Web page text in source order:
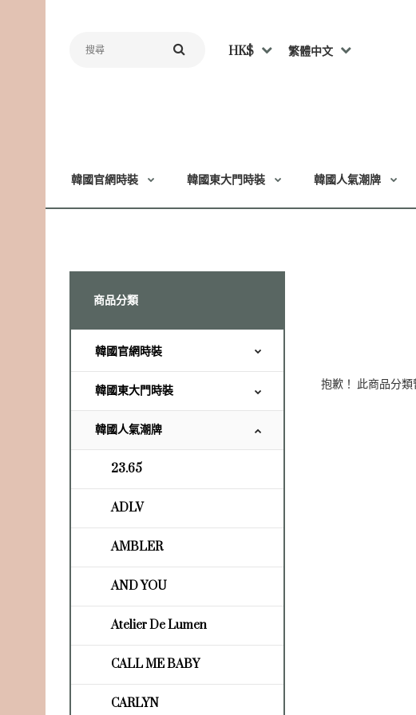
HK$ 繁體中文
韓國官網時裝 韓國東大門時裝 韓國人氣潮牌
商品分類
韓國官網時裝
韓國東大門時裝
韓國人氣潮牌
23.65
ADLV
AMBLER
AND YOU
Atelier De Lumen
CALL ME BABY
CARLYN
抱歉！ 此商品分類